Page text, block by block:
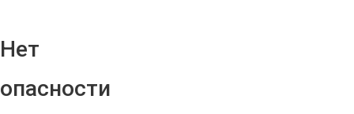
Нет
опасности